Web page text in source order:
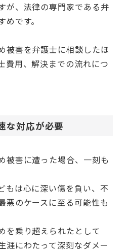
が、法律の専門家である弁
です。
被害を弁護士に相談したほ
費用、解決までの流れにつ
な対応が必要
被害に遭った場合、一刻も
もは心に深い傷を負い、不
悪のケースに至る可能性も
を乗り超えられたとして
涯にわたって深刻なダメー